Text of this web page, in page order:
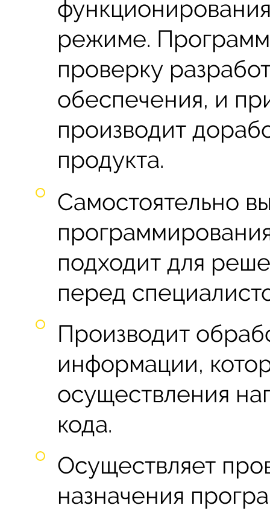
режиме.
проверку
обеспечения, и
производит
продукта.
Самостоятельно
подходит для
перед
Производит
информации,
осуществления
кода.
Осуществляет
назначения